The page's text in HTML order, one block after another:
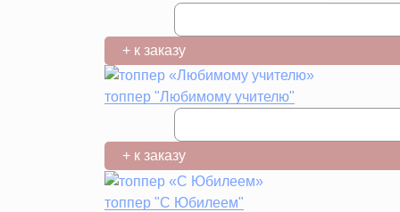
+ к заказу
топпер "Любимому учителю"
+ к заказу
топпер "С Юбилеем"